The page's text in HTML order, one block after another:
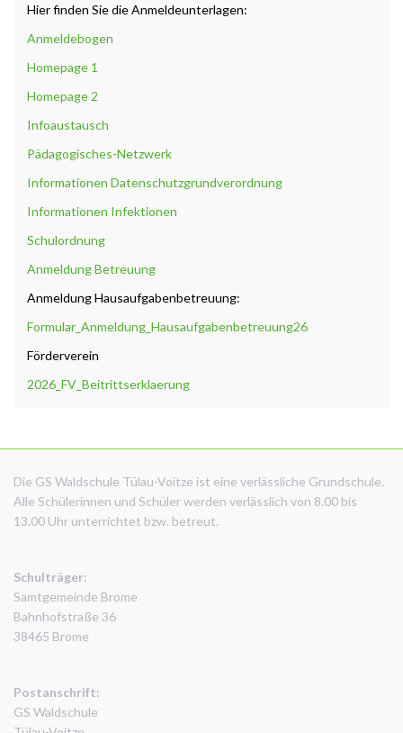
Hier finden Sie die Anmeldeunterlagen:
Anmeldebogen
Homepage 1
Homepage 2
Infoaustausch
Pädagogisches-Netzwerk
Informationen Datenschutzgrundverordnung
Informationen Infektionen
Schulordnung
Anmeldung Betreuung
Anmeldung Hausaufgabenbetreuung:
Formular_Anmeldung_Hausaufgabenbetreuung26
Förderverein
2026_FV_Beitrittserklaerung
Die GS Waldschule Tülau-Voitze ist eine verlässliche Grundschule.
Alle Schülerinnen und Schüler werden verlässlich von 8.00 bis
13.00 Uhr unterrichtet bzw. betreut.
Schulträger:
Samtgemeinde Brome
Bahnhofstraße 36
38465 Brome
Postanschrift:
GS Waldschule